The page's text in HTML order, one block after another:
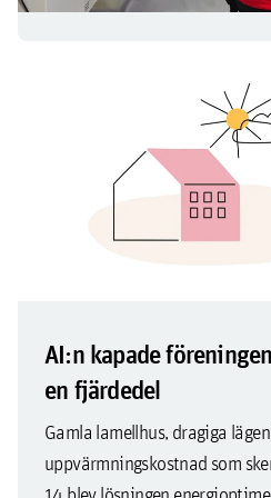
AI:n kapade
en fjärdedel
Gamla lamellhus, dragiga
uppvärmningskostnad som